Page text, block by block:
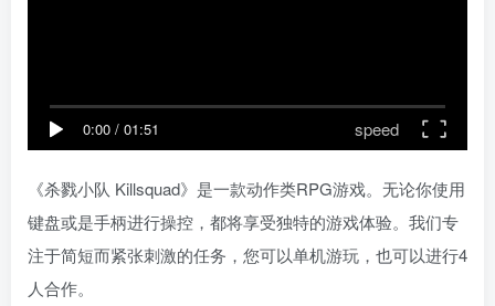
0:00 / 01:51 speed
《杀戮小队 Killsquad》是一款动作类RPG游戏。无论你使用
键盘或是手柄进行操控，都将享受独特的游戏体验。我们专
注于简短而紧张刺激的任务，您可以单机游玩，也可以进行4
人合作。